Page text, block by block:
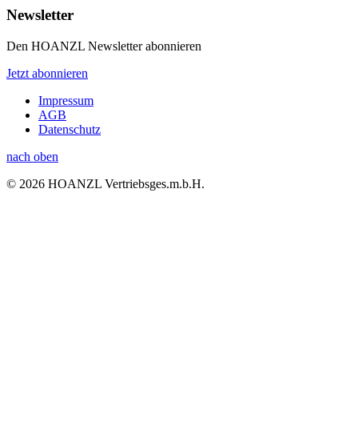
Newsletter
Den HOANZL Newsletter abonnieren
Jetzt abonnieren
Impressum
AGB
Datenschutz
nach oben
© 2026 HOANZL Vertriebsges.m.b.H.